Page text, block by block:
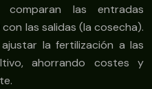
las entradas
las salidas (la cosecha).
la fertilización a las
ahorrando costes y